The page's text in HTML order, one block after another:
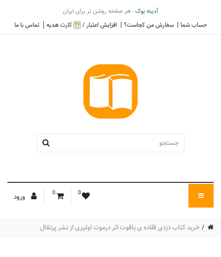
آدینه بوک- هر صفحه روشن تر برای ایران
حساب شما
سفارش من کجاست؟ افزایش اعتبار / کارت هدیه تماس با ما
0
0 ورود
خرید کتاب دزدی قلاده ی یاقوت اثر درموت اولیری از نشر پرتقال